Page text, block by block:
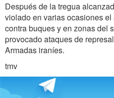
Después de la tregua
violado en varias ocasiones
contra buques y en zonas del
provocado ataques de
Armadas iraníes.
tmv